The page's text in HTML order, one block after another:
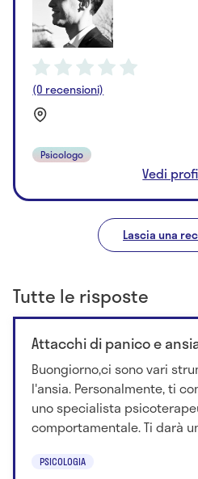
(0 recensioni)
Psicologo
Vedi
Lascia una
Tutte le risposte
Attacchi di panico e
Buongiorno,ci sono vari
l'ansia. Personalmente, ti
uno specialista
comportamentale. Ti darà
PSICOLOGIA